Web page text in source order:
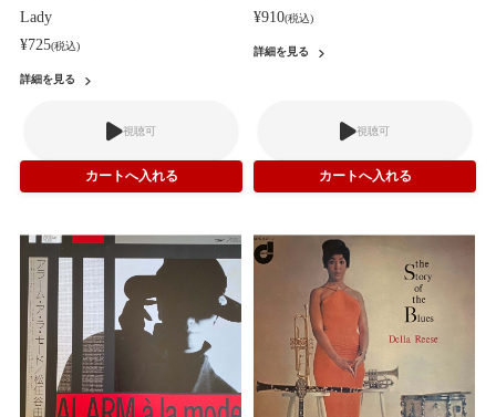
Lady
¥725(税込)
詳細を見る
視聴可
¥910(税込)
詳細を見る
視聴可